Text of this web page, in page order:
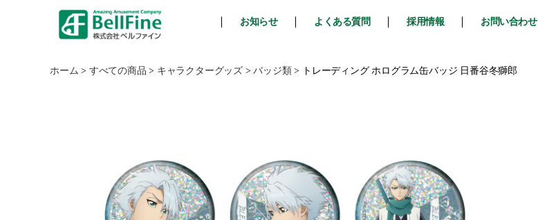
フ
お知らせ よくある質問 採用情報 お問い合わせ
ホーム > すべての商品 > キャラクターグッズ >バッジ類 > トレーディング ホログラム缶バッジ 日番谷冬獅郎